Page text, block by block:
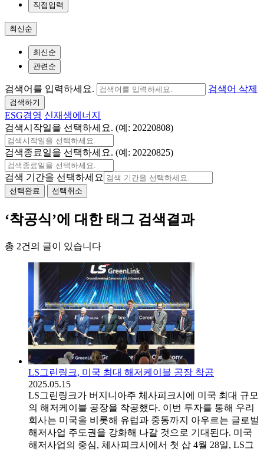
직접입력
최신순
최신순
관련순
검색어를 입력하세요. 검색어 삭제
검색하기
ESG경영 신재생에너지
검색시작일을 선택하세요. (예: 20220808)
검색종료일을 선택하세요. (예: 20220825)
검색 기간을 선택하세요
선택완료 선택취소
‘착공식’에 대한 태그 검색결과
총 2건의 글이 있습니다
LS그린링크, 미국 최대 해저케이블 공장 착공
2025.05.15
LS그린링크가 버지니아주 체사피크시에 미국 최대 규모
의 해저케이블 공장을 착공했다. 이번 투자를 통해 우리
회사는 미국을 비롯해 유럽과 중동까지 아우르는 글로벌
해저사업 주도권을 강화해 나갈 것으로 기대된다. 미국
해저사업의 중심, 체사피크시에서 첫 삽 4월 28일, LS그